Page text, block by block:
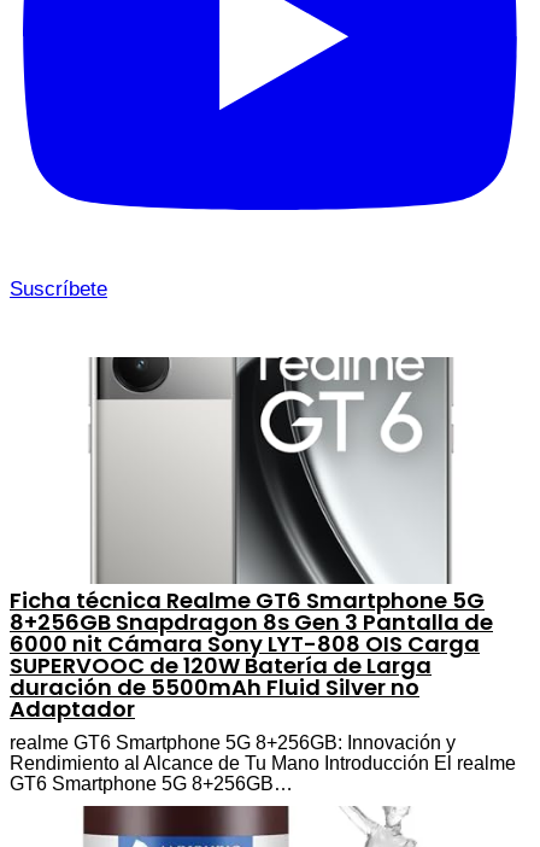
Suscríbete
Ficha técnica Realme GT6 Smartphone 5G
8+256GB Snapdragon 8s Gen 3 Pantalla de
6000 nit Cámara Sony LYT-808 OIS Carga
SUPERVOOC de 120W Batería de Larga
duración de 5500mAh Fluid Silver no
Adaptador
realme GT6 Smartphone 5G 8+256GB: Innovación y
Rendimiento al Alcance de Tu Mano Introducción El realme
GT6 Smartphone 5G 8+256GB…